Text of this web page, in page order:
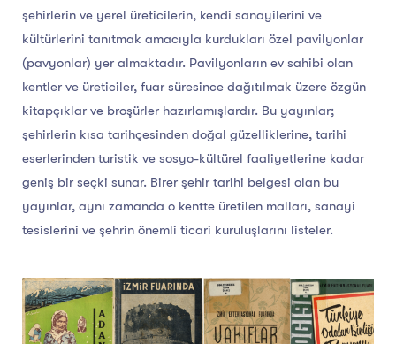
şehirlerin ve yerel üreticilerin, kendi sanayilerini ve
kültürlerini tanıtmak amacıyla kurdukları özel pavilyonlar
(pavyonlar) yer almaktadır. Pavilyonların ev sahibi olan
kentler ve üreticiler, fuar süresince dağıtılmak üzere özgün
kitapçıklar ve broşürler hazırlamışlardır. Bu yayınlar;
şehirlerin kısa tarihçesinden doğal güzelliklerine, tarihi
eserlerinden turistik ve sosyo-kültürel faaliyetlerine kadar
geniş bir seçki sunar. Birer şehir tarihi belgesi olan bu
yayınlar, aynı zamanda o kentte üretilen malları, sanayi
tesislerini ve şehrin önemli ticari kuruluşlarını listeler.